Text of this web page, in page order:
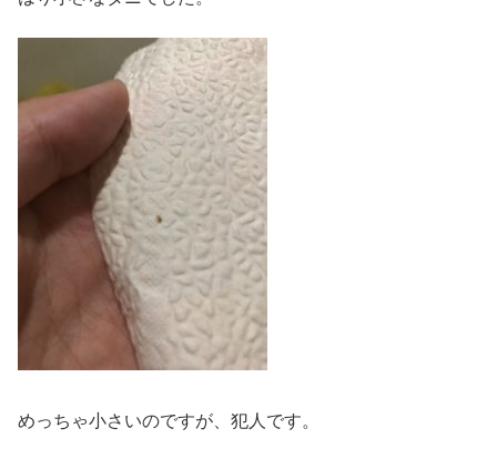
めっちゃ小さいのですが、犯人です。